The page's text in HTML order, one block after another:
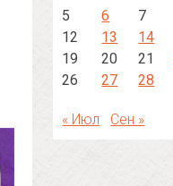
5
6 7
12
13 14
19
20 21
26
27 28
« Июл Сен »